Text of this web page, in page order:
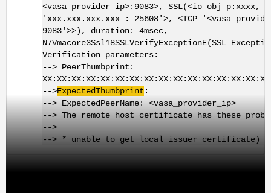
<vasa_provider_ip>:9083>, SSL(<io_obj p:xxxx,
'xxx.xxx.xxx.xxx : 25608'>, <TCP
9083'>>), duration: 4msec,
N7Vmacore3Ssl18SSLVerifyExceptionE(SSL
Verification parameters:
--> PeerThumbprint:
-->ExpectedThumbprint :
--> ExpectedPeerName: <vasa_provider_ip>
--> The remote host certificate has these
-->
--> * unable to get local issuer certificate)